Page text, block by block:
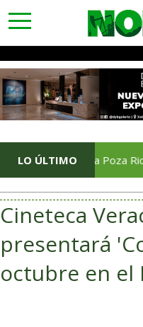
toggle
navigation
LO ÚLTIMO
Soriana Poza Rica
Cineteca
presentará
octubre en el